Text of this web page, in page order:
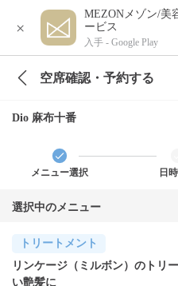
×
MEZONメゾン/美
ービス
入手 - Google Play
空席確認・予約する
Dio 麻布十番
メニュー選択 日
選択中のメニュー
トリートメント
リンケージ（ミルボン）のトリ
い艶髪に